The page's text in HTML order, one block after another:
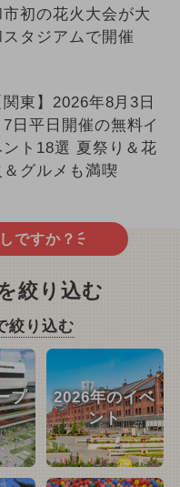
市初の花火大会が大
スタジアムで開催
関東】2026年8月3日
7日平日開催の無料イ
ント18選 夏祭り＆花
＆グルメも満喫
ですか？
絞り込む
絞り込む
プ
2026年のイベ
ント